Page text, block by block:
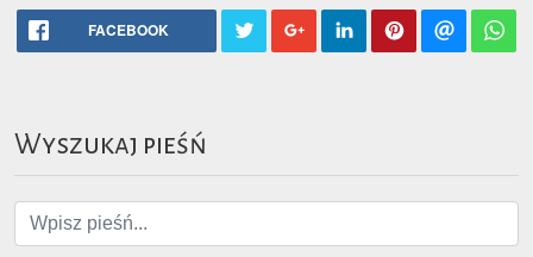
FACEBOOK
Wyszukaj pieśń